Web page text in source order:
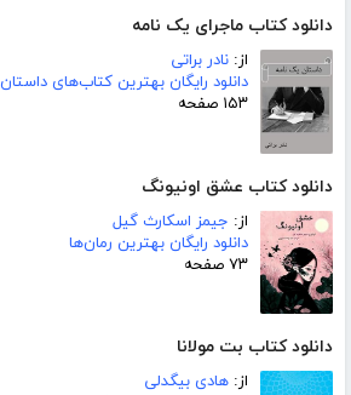
دانلود کتاب ماجرای یک نامه
از: نادر براتی
دانلود رایگان بهترین کتاب‌های داستان
۱۵۳ صفحه
دانلود کتاب عشق اونیونگ
از: جیمز اسکارث گیل
دانلود رایگان بهترین رمان‌ها
۷۳ صفحه
دانلود کتاب بت مولانا
از: هادی بیگدلی